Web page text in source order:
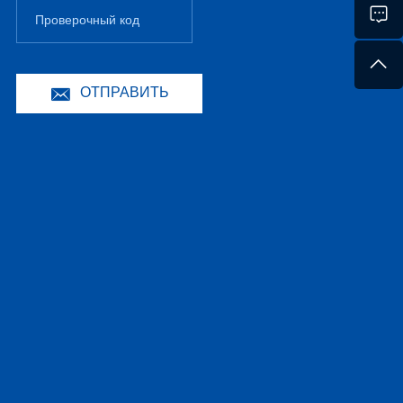
ОТПРАВИТЬ